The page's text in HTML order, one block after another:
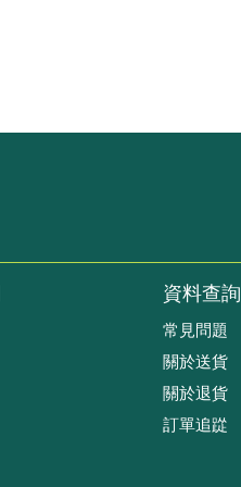
資料查詢
常見問題
關於送貨
關於退貨
訂單追踨